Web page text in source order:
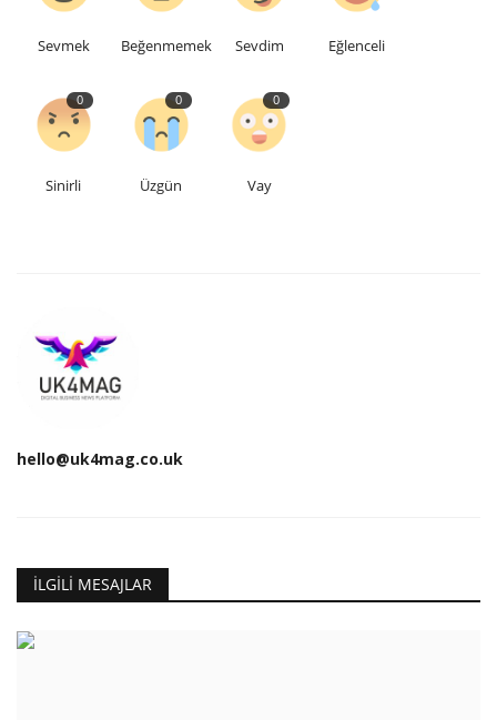
Etkinlik
Teknoloji
Hakkımızda
English
Sevmek Beğenmemek Sevdim Eğlenceli
0
Sinirli
0
Üzgün
0
Vay
hello@uk4mag.co.uk
İLGILI MESAJLAR